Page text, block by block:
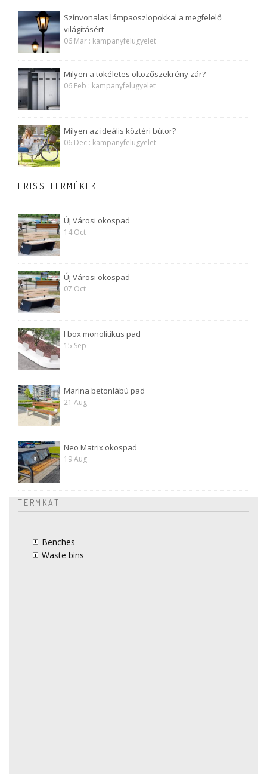
Színvonalas lámpaoszlopokkal a megfelelő
világításért
06 Mar : kampanyfelugyelet
Milyen a tökéletes öltözőszekrény zár?
06 Feb : kampanyfelugyelet
Milyen az ideális köztéri bútor?
06 Dec : kampanyfelugyelet
FRISS TERMÉKEK
Új Városi okospad
14 Oct
Új Városi okospad
07 Oct
I box monolitikus pad
15 Sep
Marina betonlábú pad
21 Aug
Neo Matrix okospad
19 Aug
TERMKAT
Benches
Waste bins